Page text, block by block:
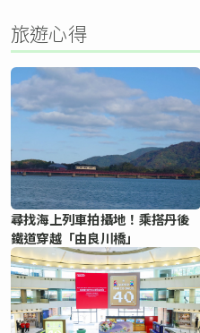
旅遊心得
尋找海上列車拍攝地！乘搭丹後
鐵道穿越「由良川橋」